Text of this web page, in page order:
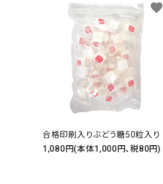
合格印刷入りぶどう糖50粒入り
1,080円(本体1,000円、税80円)
favorite